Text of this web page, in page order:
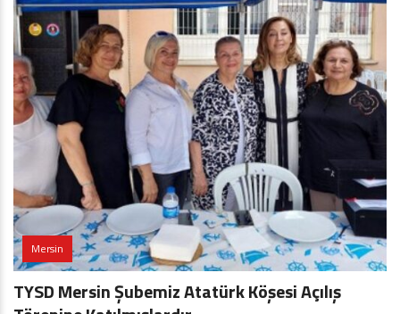
Mersin
TYSD Mersin Şubemiz Atatürk Köşesi Açılış